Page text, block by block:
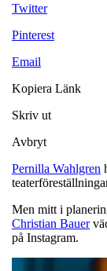
Twitter
Pinterest
Email
Kopiera Länk
Skriv ut
Avbryt
Pernilla Wahlgren
Men mitt i
Christian Bauer
på Instagram.